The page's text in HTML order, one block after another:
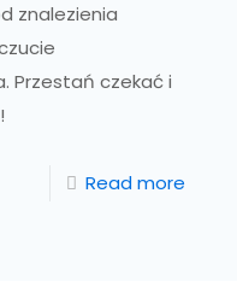
znalezienia
Przestań czekać i
Read more